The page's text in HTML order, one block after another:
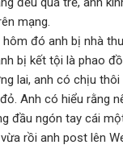
mạng.
đó anh bị nhà
bị kết tội là phao
lai, anh có chịu thôi
Anh có hiểu rằng
đầu ngón tay cái
rồi anh post lên